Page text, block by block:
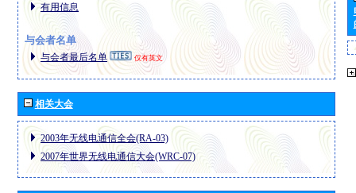
有用信息
与会者名单
与会者最后名单 仅有英文
相关大会
2003年无线电通信全会(RA-03)
2007年世界无线电通信大会(WRC-07)